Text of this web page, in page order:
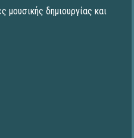
μουσικής δημιουργίας και